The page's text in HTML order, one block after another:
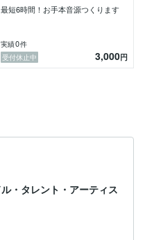
最短6時間！お手本音源つくります
実績0件
受付休止中
3,000円
・タレント・アーティス